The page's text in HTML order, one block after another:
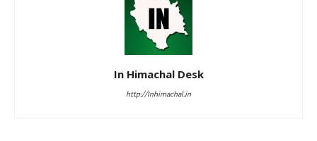
In Himachal Desk
http://Inhimachal.in